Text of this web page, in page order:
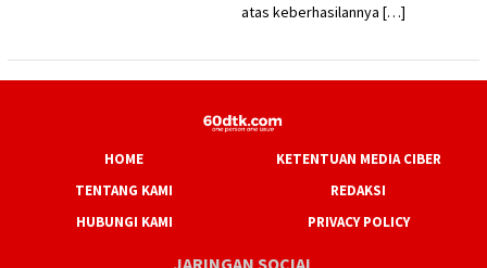
atas keberhasilannya […]
HOME
KETENTUAN MEDIA CIBER
TENTANG KAMI
REDAKSI
HUBUNGI KAMI
PRIVACY POLICY